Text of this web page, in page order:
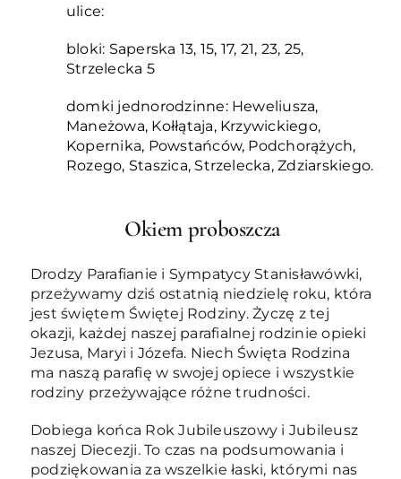
ulice:
bloki: Saperska 13, 15, 17, 21, 23, 25,
Strzelecka 5
domki jednorodzinne: Heweliusza,
Maneżowa, Kołłątaja, Krzywickiego,
Kopernika, Powstańców, Podchorążych,
Rozego, Staszica, Strzelecka, Zdziarskiego.
Okiem proboszcza
Drodzy Parafianie i Sympatycy Stanisławówki,
przeżywamy dziś ostatnią niedzielę roku, która
jest świętem Świętej Rodziny. Życzę z tej
okazji, każdej naszej parafialnej rodzinie opieki
Jezusa, Maryi i Józefa. Niech Święta Rodzina
ma naszą parafię w swojej opiece i wszystkie
rodziny przeżywające różne trudności.
Dobiega końca Rok Jubileuszowy i Jubileusz
naszej Diecezji. To czas na podsumowania i
podziękowania za wszelkie łaski, którymi nas